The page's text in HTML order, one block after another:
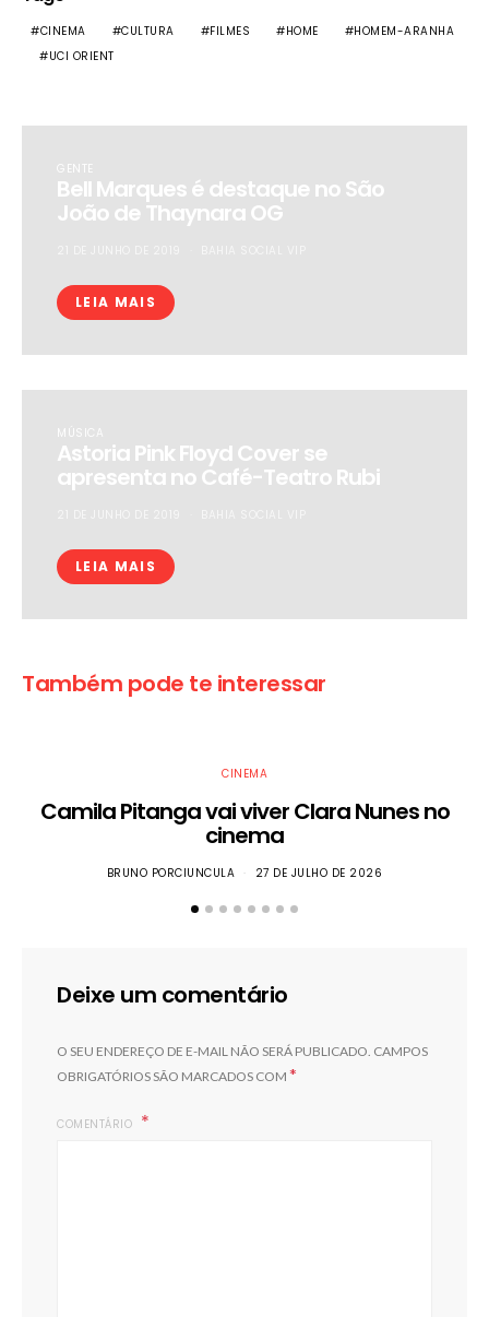
CINEMA CULTURA FILMES HOME
HOMEM-ARANHA
UCI ORIENT
GENTE
Bell Marques é destaque no São
João de Thaynara OG
LEIA MAIS
MÚSICA
Astoria Pink Floyd Cover se
apresenta no Café-Teatro Rubi
LEIA MAIS
Também pode te interessar
CINEMA
Camila Pitanga vai viver Clara Nunes no
cinema
BRUNO PORCIUNCULA 27 DE JULHO DE 2026
Deixe um comentário
O SEU ENDEREÇO DE E-MAIL NÃO SERÁ PUBLICADO. CAMPOS
OBRIGATÓRIOS SÃO MARCADOS COM *
COMENTÁRIO